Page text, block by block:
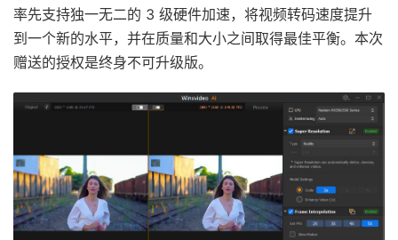
率先支持独一无二的 3 级硬件加速，将视频转码速度提升
到一个新的水平，并在质量和大小之间取得最佳平衡。本次
赠送的授权是终身不可升级版。